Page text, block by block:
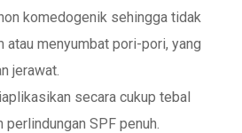
komedogenik sehingga tidak
atau menyumbat pori-pori, yang
jerawat.
secara cukup tebal
perlindungan SPF penuh.